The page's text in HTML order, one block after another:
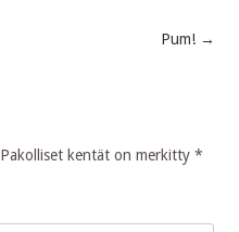
Pum! →
Pakolliset kentät on merkitty*